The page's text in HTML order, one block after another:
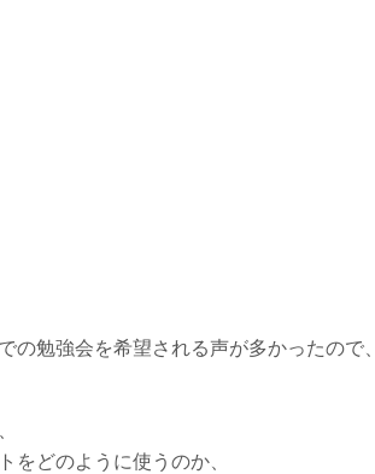
の勉強会を希望される声が多かったので、
をどのように使うのか、